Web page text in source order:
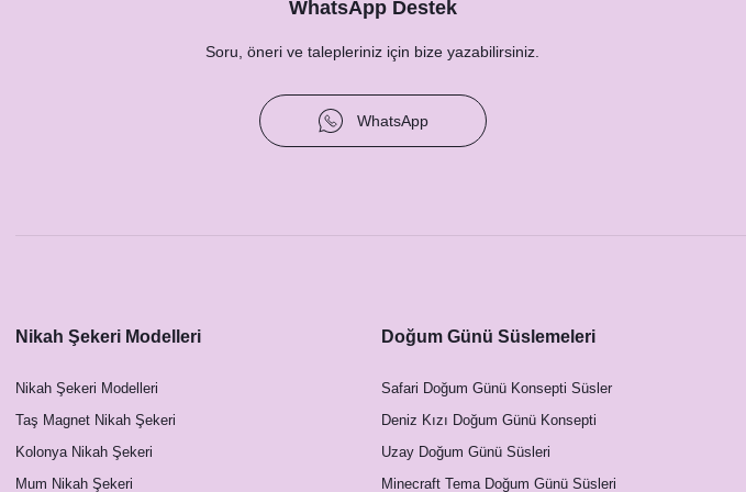
13,50 TL
WhatsApp Destek
Soru, öneri ve talepleriniz için bize yazabilirsiniz.
WhatsApp
Nikah Şekeri Modelleri
Nikah Şekeri Modelleri
Taş Magnet Nikah Şekeri
Kolonya Nikah Şekeri
Mum Nikah Şekeri
Doğum Günü Süslemeleri
Safari Doğum Günü Konsepti Süsler
Deniz Kızı Doğum Günü Konsepti
Uzay Doğum Günü Süsleri
Minecraft Tema Doğum Günü Süsleri